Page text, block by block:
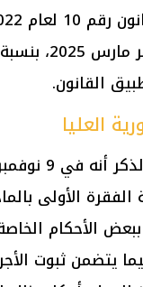
القانون.
العليا
الأحكام
يتضمن ثبوت